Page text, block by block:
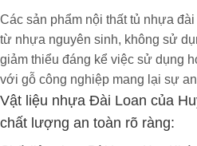
điểm nhấn cho căn
Các sản phẩm nội thất tủ nhựa
từ nhựa nguyên sinh, không sử
giảm thiểu đáng kể việc sử dụng
với gỗ công nghiệp mang lại sự
Vật liệu nhựa Đài Loan của
chất lượng an toàn rõ ràng: